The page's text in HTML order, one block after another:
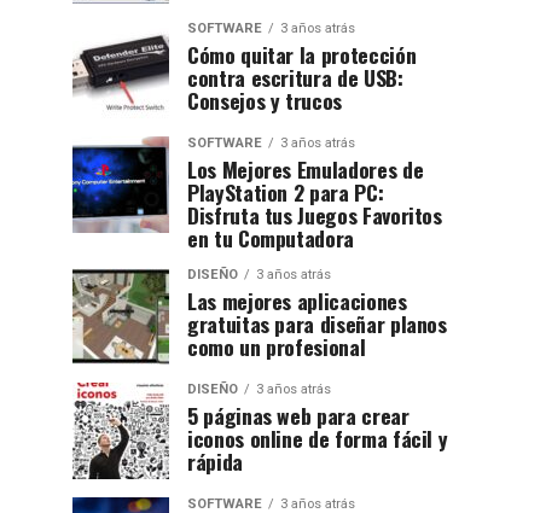
SOFTWARE 3 años atrás
Cómo quitar la protección
contra escritura de USB:
Consejos y trucos
SOFTWARE 3 años atrás
Los Mejores Emuladores de
PlayStation 2 para PC:
Disfruta tus Juegos Favoritos
en tu Computadora
DISEÑO 3 años atrás
Las mejores aplicaciones
gratuitas para diseñar planos
como un profesional
DISEÑO 3 años atrás
5 páginas web para crear
iconos online de forma fácil y
rápida
SOFTWARE 3 años atrás